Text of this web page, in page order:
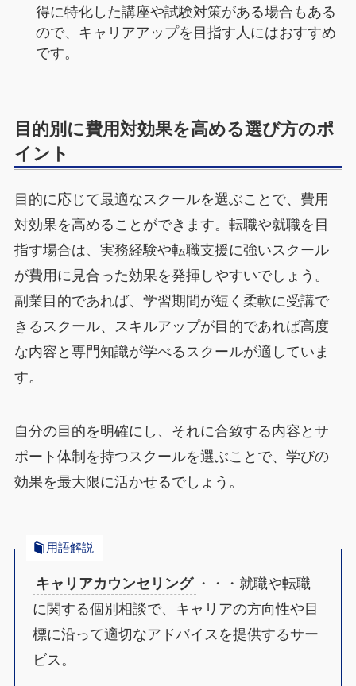
得に特化した講座や試験対策がある場合もある
ので、キャリアアップを目指す人にはおすすめ
です。
目的別に費用対効果を高める選び方のポ
イント
目的に応じて最適なスクールを選ぶことで、費用
対効果を高めることができます。転職や就職を目
指す場合は、実務経験や転職支援に強いスクール
が費用に見合った効果を発揮しやすいでしょう。
副業目的であれば、学習期間が短く柔軟に受講で
きるスクール、スキルアップが目的であれば高度
な内容と専門知識が学べるスクールが適していま
す。
自分の目的を明確にし、それに合致する内容とサ
ポート体制を持つスクールを選ぶことで、学びの
効果を最大限に活かせるでしょう。
用語解説
キャリアカウンセリング ・・・就職や転職
に関する個別相談で、キャリアの方向性や目
標に沿って適切なアドバイスを提供するサー
ビス。